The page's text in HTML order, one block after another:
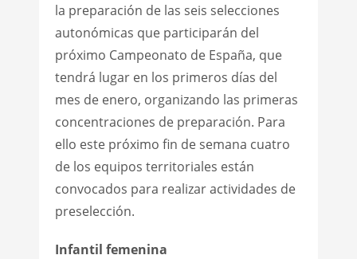
la preparación de las seis selecciones
autonómicas que participarán del
próximo Campeonato de España, que
tendrá lugar en los primeros días del
mes de enero, organizando las primeras
concentraciones de preparación. Para
ello este próximo fin de semana cuatro
de los equipos territoriales están
convocados para realizar actividades de
preselección.
Infantil femenina